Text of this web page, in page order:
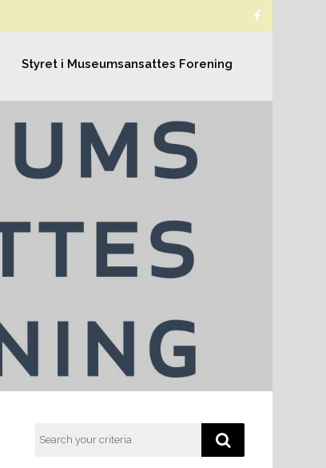
Styret i Museumsansattes Forening